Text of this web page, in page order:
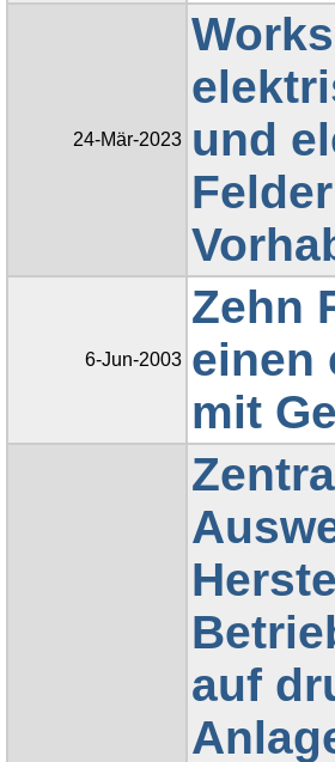
24-Mär-2023 und
6-Jun-2003
Zehn
einen
mit
auf